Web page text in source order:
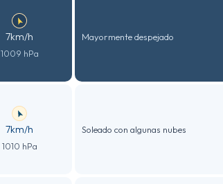
7km/h
1009 hPa
Mayormente despejado
7km/h
1010 hPa
Soleado con algunas nubes